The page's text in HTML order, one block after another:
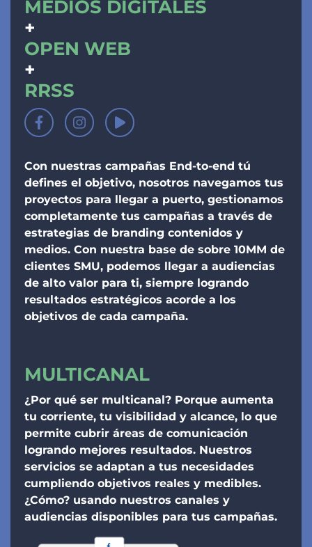
MEDIOS DIGITALES
OPEN WEB
RRSS
Con nuestras campañas End-to-end tú
defines el objetivo, nosotros navegamos tus
proyectos para llegar a puerto, gestionamos
completamente tus campañas a través de
estrategias de branding contenidos y
medios. Con nuestra base de sobre 10MM de
clientes SMU, podemos llegar a audiencias
de alto valor para ti, siempre logrando
resultados estratégicos acorde a los
objetivos de cada campaña.
MULTICANAL
¿Por qué ser multicanal? Porque aumenta
tu corriente, tu visibilidad y alcance, lo que
permite cubrir áreas de comunicación
logrando mejores resultados. Nuestros
servicios se adaptan a tus necesidades
cumpliendo objetivos reales y medibles.
¿Cómo? usando nuestros canales y
audiencias disponibles para tus campañas.